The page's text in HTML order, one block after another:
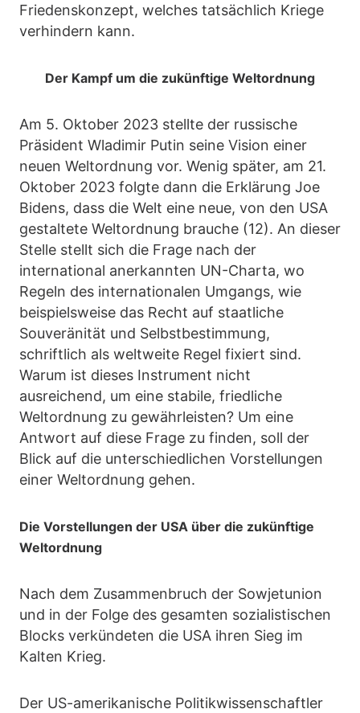
Friedenskonzept, welches tatsächlich Kriege
verhindern kann.
Der Kampf um die zukünftige Weltordnung
Am 5. Oktober 2023 stellte der russische
Präsident Wladimir Putin seine Vision einer
neuen Weltordnung vor. Wenig später, am 21.
Oktober 2023 folgte dann die Erklärung Joe
Bidens, dass die Welt eine neue, von den USA
gestaltete Weltordnung brauche (12). An dieser
Stelle stellt sich die Frage nach der
international anerkannten UN-Charta, wo
Regeln des internationalen Umgangs, wie
beispielsweise das Recht auf staatliche
Souveränität und Selbstbestimmung,
schriftlich als weltweite Regel fixiert sind.
Warum ist dieses Instrument nicht
ausreichend, um eine stabile, friedliche
Weltordnung zu gewährleisten? Um eine
Antwort auf diese Frage zu finden, soll der
Blick auf die unterschiedlichen Vorstellungen
einer Weltordnung gehen.
Die Vorstellungen der USA über die zukünftige
Weltordnung
Nach dem Zusammenbruch der Sowjetunion
und in der Folge des gesamten sozialistischen
Blocks verkündeten die USA ihren Sieg im
Kalten Krieg.
Der US-amerikanische Politikwissenschaftler